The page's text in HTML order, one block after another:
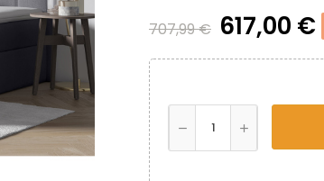
707,99 € 617,00 €